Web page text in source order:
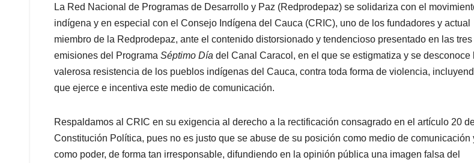
A
p
p
o
o
k
d
I
n
d
s
La Red Nacional de Programas de Desarrollo y Paz (Redprodepaz) se solidariza con el
indígena y en especial con el Consejo Indígena del Cauca (CRIC), uno de los fundadores y actual
miembro de la Redprodepaz, ante el contenido distorsionado y tendencioso presentado en las tres
emisiones del Programa Séptimo Día del Canal Caracol, en el que se estigmatiza y se desconoce
valerosa resistencia de los pueblos indígenas del Cauca, contra toda forma de violencia,
que ejerce e incentiva este medio de comunicación.
Respaldamos al CRIC en su exigencia al derecho a la rectificación consagrado en el artículo 20
Constitución Política, pues no es justo que se abuse de su posición como medio de comunicación
como poder, de forma tan irresponsable, difundiendo en la opinión pública una imagen falsa del